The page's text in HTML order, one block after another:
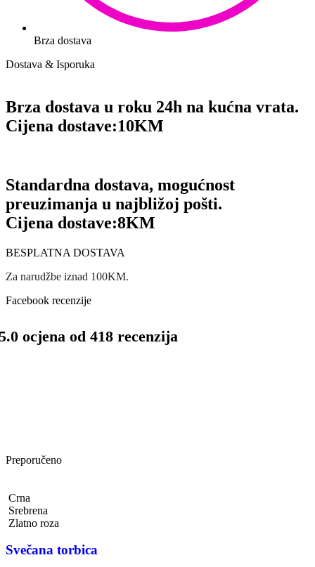
Brza dostava
Dostava & Isporuka
Brza dostava u roku 24h na kućna vrata.
Cijena dostave:10KM
Standardna dostava, mogućnost
preuzimanja u najbližoj pošti.
Cijena dostave:8KM
BESPLATNA DOSTAVA
Za narudžbe iznad 100KM.
Facebook recenzije
ocjena od 418 recenzija
Preporučeno
Crna
Srebrena
Zlatno roza
Svečana torbica